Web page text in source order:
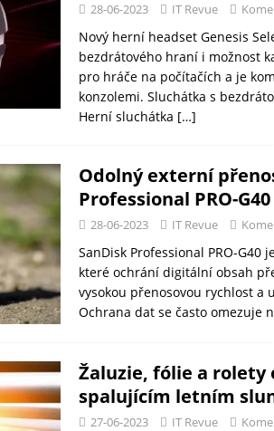
28-06-2023 IT Revue
Nový herní headset Genesis
bezdrátového hraní i možnost
pro hráče na počítačích a je
konzolemi. Sluchátka s
Herní sluchátka […]
Odolný externí
Professional PRO-G40
28-06-2023 IT Revue
SanDisk Professional PRO-G40
které ochrání digitální obsah
vysokou přenosovou rychlost a
Ochrana dat se často omezuje
Žaluzie, fólie a rolety
spalujícím letním
27-06-2023 IT Revue